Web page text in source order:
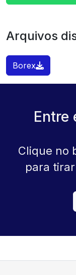
Arquivos
Borex
Entre
Clique no
para